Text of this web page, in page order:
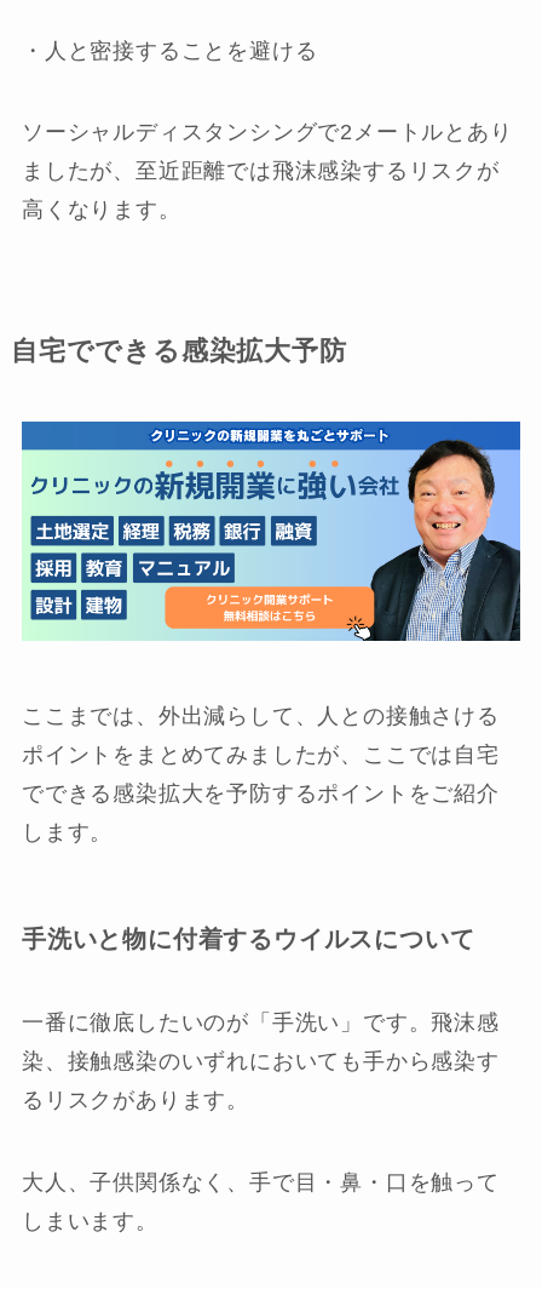
・人と密接することを避ける
ソーシャルディスタンシングで2メートルとあり
ましたが、至近距離では飛沫感染するリスクが
高くなります。
自宅でできる感染拡大予防
ここまでは、外出減らして、人との接触さける
ポイントをまとめてみましたが、ここでは自宅
でできる感染拡大を予防するポイントをご紹介
します。
手洗いと物に付着するウイルスについて
一番に徹底したいのが「手洗い」です。飛沫感
染、接触感染のいずれにおいても手から感染す
るリスクがあります。
大人、子供関係なく、手で目・鼻・口を触って
しまいます。